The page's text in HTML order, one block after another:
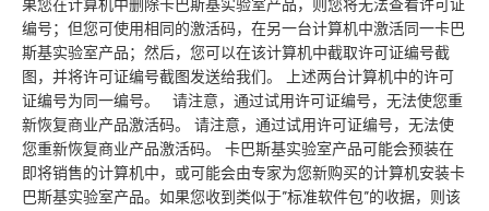
果您在计算机中删除卡巴斯基实验室产品，则您将无法查看许可证
编号；但您可使用相同的激活码，在另一台计算机中激活同一卡巴
斯基实验室产品；然后，您可以在该计算机中截取许可证编号截
图，并将许可证编号截图发送给我们。 上述两台计算机中的许可
证编号为同一编号。 请注意，通过试用许可证编号，无法使您重
新恢复商业产品激活码。 请注意，通过试用许可证编号，无法使
您重新恢复商业产品激活码。 卡巴斯基实验室产品可能会预装在
即将销售的计算机中，或可能会由专家为您新购买的计算机安装卡
巴斯基实验室产品。如果您收到类似于”标准软件包”的收据，则该